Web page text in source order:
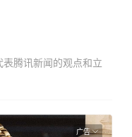
腾讯新闻的观点和立
广告